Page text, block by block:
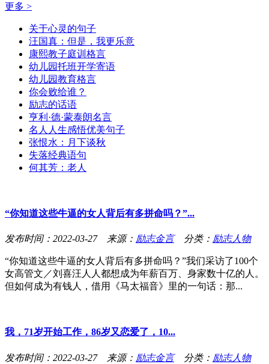
更多 >
关于心灵的句子
汪国真：但是，我更乐意
康熙教子庭训格言
幼儿园托班开学寄语
幼儿园教育格言
你会败给谁？
励志的话语
亨利·德·蒙泰朗名言
名人人生感悟优美句子
张恨水：月下谈秋
失落经典语句
何其芳：老人
“你知道这些牛逼的女人背后有多拼命吗？”...
发布时间：2022-03-27 来源： 励志金言分类： 励志人物
“你知道这些牛逼的女人背后有多拼命吗？”我们采访了100个
女高管文／刘喜汪人人都想成为年薪百万、身家数十亿的人。
但如何成为有钱人，借用《马太福音》里的一句话：那...
我，71岁开始工作，86岁又恋爱了，10...
发布时间：2022-03-27 来源： 励志金言分类： 励志人物